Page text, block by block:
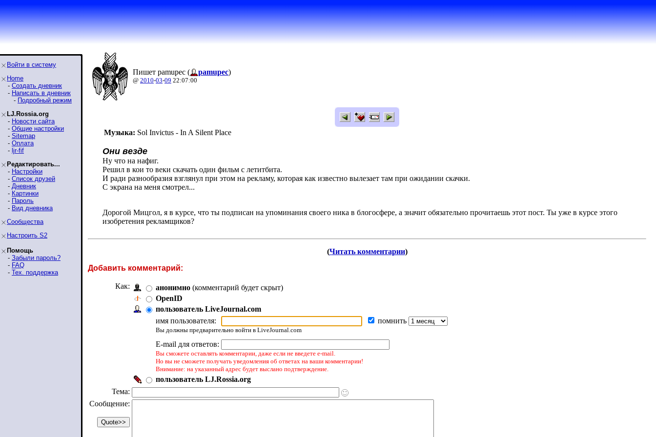
Войти в систему
Home
- Создать дневник
- Написать в дневник
- Подробный режим
LJ.Rossia.org
- Новости сайта
- Общие настройки
- Sitemap
- Оплата
- ljr-fif
Редактировать...
- Настройки
- Список друзей
- Дневник
- Картинки
- Пароль
- Вид дневника
Сообщества
Настроить S2
Помощь
- Забыли пароль?
- FAQ
- Тех. поддержка
Пишет pamupec ( pamupec)
@ 2010-03-09 22:07:00
Музыка: Sol Invictus - In A Silent Place
Они везде
Ну что на нафиг.
Решил в кои то веки скачать один фильм с летитбита.
И ради разнообразия взглянул при этом на рекламу, которая как известно вылезает там при ожидании скачки.
С экрана на меня смотрел...
Дорогой Мицгол, я в курсе, что ты подписан на упоминания своего ника в блогосфере, а значит обязательно прочитаешь этот пост. Ты уже в курсе этого
изобретения рекламщиков?
(Читать комментарии)
Добавить комментарий:
Как: анонимно (комментарий будет скрыт)
OpenID
пользователь LiveJournal.com
имя пользователя:
помнить
Вы должны предварительно войти в LiveJournal.com
E-mail для ответов:
Вы сможете оставлять комментарии, даже если не введете e-mail.
Но вы не сможете получать уведомления об ответах на ваши комментарии!
Внимание: на указанный адрес будет выслано подтверждение.
пользователь LJ.Rossia.org
Тема:
Сообщение: